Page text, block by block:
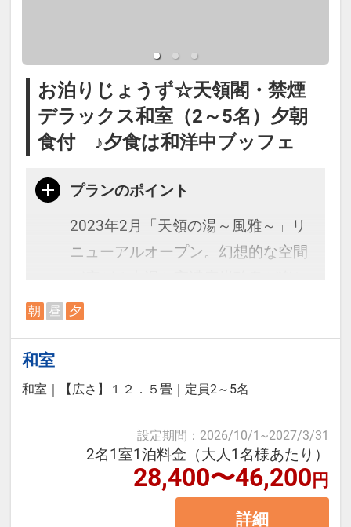
・館内施設クーポンブック付（1部
屋1冊・1滞在につき1回）
・記念日の方へ前後7日間：誕生
日・結婚記念日：記念品をご用意
なります。
お泊りじょうず☆天領閣・禁煙
デラックス和室（2～5名）夕朝
食付 ♪夕食は和洋中ブッフェ
プランのポイント
2023年2月「天領の湯～風雅～」リ
ニューアルオープン。幻想的な空間
める露天風呂でゆっくりお寛ぎくだ
ックス和室 バス・トイレ付 12.5
【宿泊施設における「こども・添い
朝 昼 夕
和室
和室 ｜ 【広さ】１２．５畳 ｜ 定員2～5名
設定期間 ： 2026/10/1 ~2027/3/31
2名1室1泊料金（大人1名様あたり）
28,400〜46,200円
詳細